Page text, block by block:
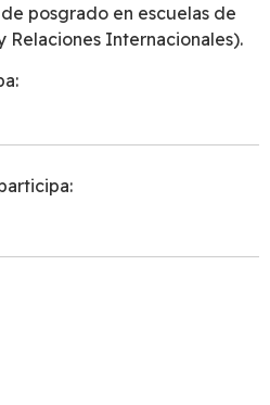
posgrado en escuelas de
Relaciones Internacionales).